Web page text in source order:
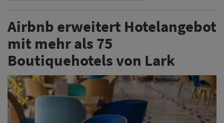
Airbnb erweitert Hotelangebot
mit mehr als 75
Boutiquehotels von Lark